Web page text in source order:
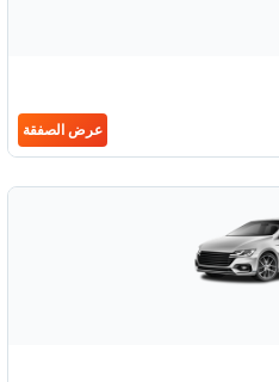
عرض الصفقة